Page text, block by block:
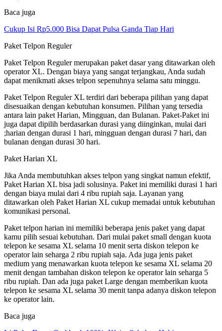
Baca juga
Cukup Isi Rp5.000 Bisa Dapat Pulsa Ganda Tiap Hari
Paket Telpon Reguler
Paket Telpon Reguler merupakan paket dasar yang ditawarkan oleh
operator XL. Dengan biaya yang sangat terjangkau, Anda sudah
dapat menikmati akses telpon sepenuhnya selama satu minggu.
Paket Telpon Reguler XL terdiri dari beberapa pilihan yang dapat
disesuaikan dengan kebutuhan konsumen. Pilihan yang tersedia
antara lain paket Harian, Mingguan, dan Bulanan. Paket-Paket ini
juga dapat dipilih berdasarkan durasi yang diinginkan, mulai dari
;harian dengan durasi 1 hari, mingguan dengan durasi 7 hari, dan
bulanan dengan durasi 30 hari.
Paket Harian XL
Jika Anda membutuhkan akses telpon yang singkat namun efektif,
Paket Harian XL bisa jadi solusinya. Paket ini memiliki durasi 1 hari
dengan biaya mulai dari 4 ribu rupiah saja. Layanan yang
ditawarkan oleh Paket Harian XL cukup memadai untuk kebutuhan
komunikasi personal.
Paket telpon harian ini memiliki beberapa jenis paket yang dapat
kamu pilih sesuai kebutuhan. Dari mulai paket small dengan kuota
telepon ke sesama XL selama 10 menit serta diskon telepon ke
operator lain seharga 2 ribu rupiah saja. Ada juga jenis paket
medium yang menawarkan kuota telepon ke sesama XL selama 20
menit dengan tambahan diskon telepon ke operator lain seharga 5
ribu rupiah. Dan ada juga paket Large dengan memberikan kuota
telepon ke sesama XL selama 30 menit tanpa adanya diskon telepon
ke operator lain.
Baca juga